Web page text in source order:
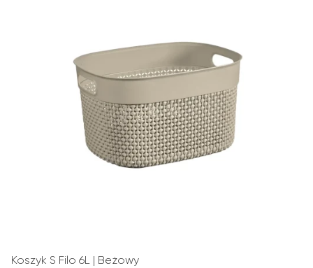
Koszyk S Filo 6L | Beżowy